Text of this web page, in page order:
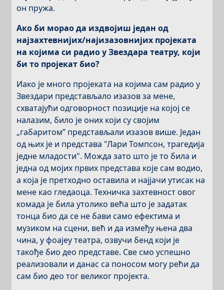
он пружа.
Ако би морао да издвојиш један од
најзахтевнијих/најизазовнијих пројеката
на којима си радио у Звездара театру, који
би то пројекат био?
Иако је много пројеката на којима сам радио у
Звездари представљало изазов за мене,
схватајући одговорност позиције на којој се
налазим, било је оних који су својим
„габаритом” представљали изазов више. Један
од њих је и представа "Лари Томпсон, трагедија
једне младости". Можда зато што је то била и
једна од мојих првих представа које сам водио,
а која је претходно оставила и најјачи утисак на
мене као гледаоца. Техничка захтевност овог
комада је била утолико већа што је задатак
тонца био да се не бави само ефектима и
музиком на сцени, већ и да између њена два
чина, у фоајеу театра, озвучи бенд који је
такође био део представе. Све смо успешно
реализовали и данас са поносом могу рећи да
сам био део тог великог пројекта.